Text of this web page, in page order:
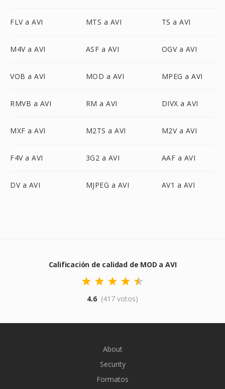
FLV a AVI MTS a AVI TS a AVI
M4V a AVI ASF a AVI OGV a AVI
VOB a AVI MOD a AVI MPEG a AVI
RMVB a AVI RM a AVI DIVX a AVI
MXF a AVI M2TS a AVI M2V a AVI
F4V a AVI 3G2 a AVI AAF a AVI
DV a AVI MJPEG a AVI AV1 a AVI
Calificación de calidad de MOD a AVI
4.6 (417 votos)
About
Security
Formatos